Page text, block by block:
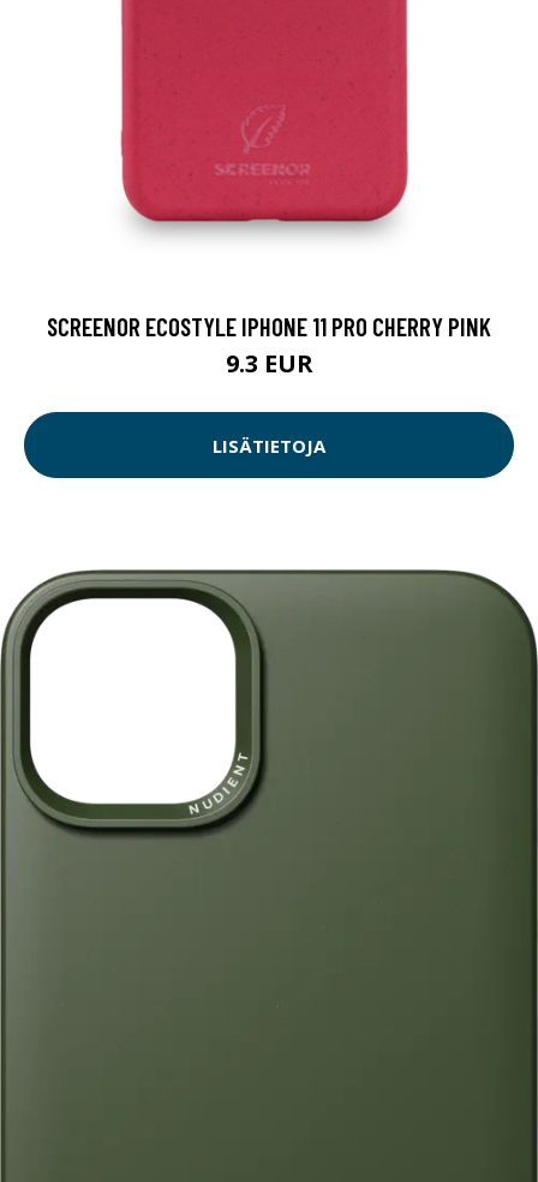
SCREENOR ECOSTYLE IPHONE 11 PRO CHERRY PINK
9.3 EUR
LISÄTIETOJA